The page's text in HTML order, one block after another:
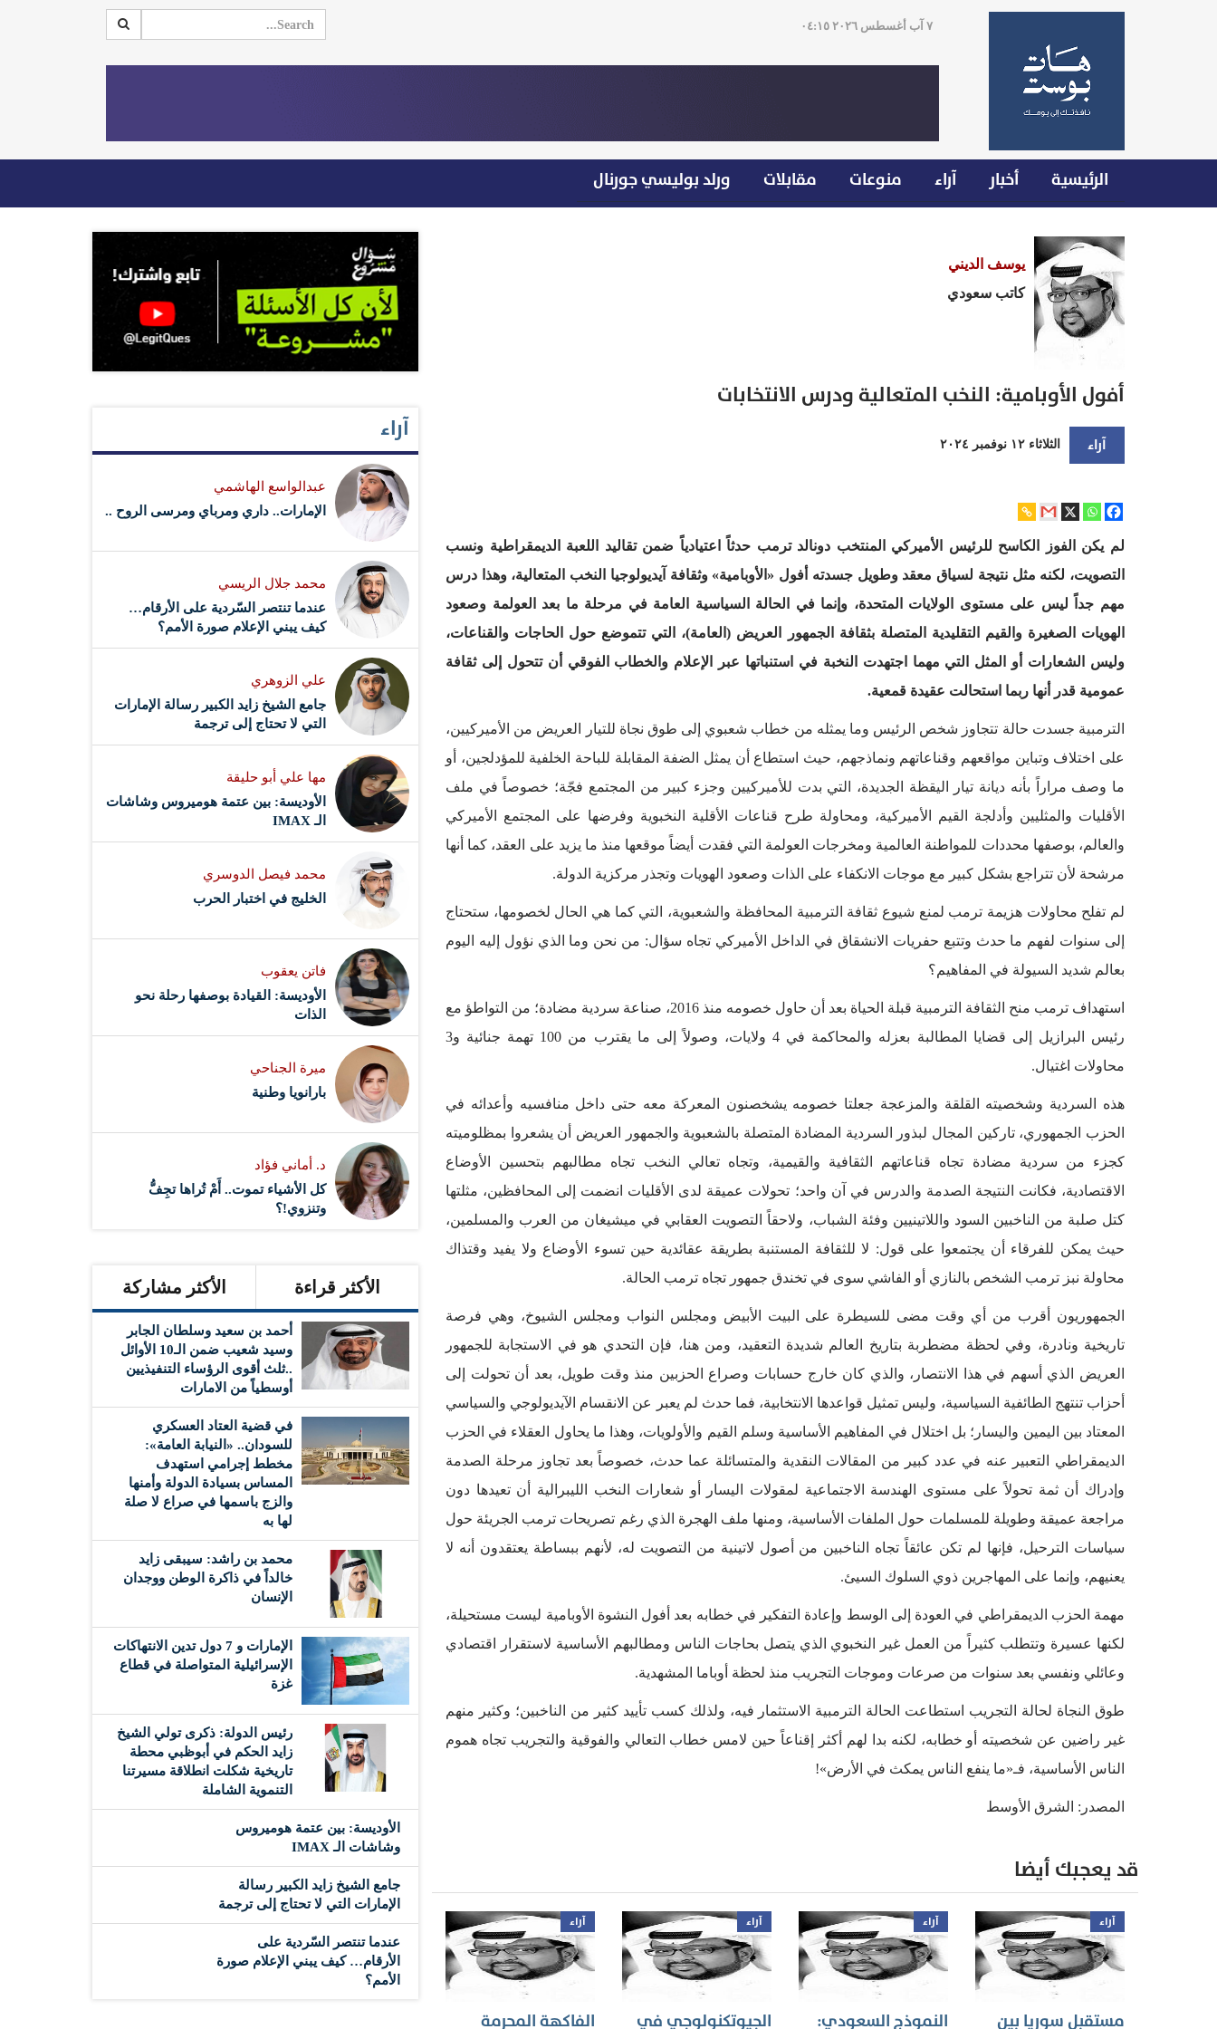
٧ آب أغسطس ٢٠٢٦ ٠٤:١٥
الرئيسية أخبار آراء منوعات مقابلات ورلد بوليسي جورنال
يوسف الديني
كاتب سعودي
أفول الأوبامية: النخب المتعالية ودرس الانتخابات
آراء الثلاثاء ١٢ نوفمبر ٢٠٢٤
لم يكن الفوز الكاسح للرئيس الأميركي المنتخب دونالد ترمب حدثاً اعتيادياً ضمن تقاليد اللعبة الديمقراطية ونسب
التصويت، لكنه مثل نتيجة لسياق معقد وطويل جسدته أفول «الأوبامية» وثقافة آيديولوجيا النخب المتعالية، وهذا درس
مهم جداً ليس على مستوى الولايات المتحدة، وإنما في الحالة السياسية العامة في مرحلة ما بعد العولمة وصعود
الهويات الصغيرة والقيم التقليدية المتصلة بثقافة الجمهور العريض (العامة)، التي تتموضع حول الحاجات والقناعات،
وليس الشعارات أو المثل التي مهما اجتهدت النخبة في استنباتها عبر الإعلام والخطاب الفوقي أن تتحول إلى ثقافة
عمومية قدر أنها ربما استحالت عقيدة قمعية.
الترمبية جسدت حالة تتجاوز شخص الرئيس وما يمثله من خطاب شعبوي إلى طوق نجاة للتيار العريض من الأميركيين،
على اختلاف وتباين مواقعهم وقناعاتهم ونماذجهم، حيث استطاع أن يمثل الضفة المقابلة للباحة الخلفية للمؤدلجين، أو
ما وصف مراراً بأنه ديانة تيار اليقظة الجديدة، التي بدت للأميركيين وجزء كبير من المجتمع فجّة؛ خصوصاً في ملف
الأقليات والمثليين وأدلجة القيم الأميركية، ومحاولة طرح قناعات الأقلية النخبوية وفرضها على المجتمع الأميركي
والعالم، بوصفها محددات للمواطنة العالمية ومخرجات العولمة التي فقدت أيضاً موقعها منذ ما يزيد على العقد، كما أنها
مرشحة لأن تتراجع بشكل كبير مع موجات الانكفاء على الذات وصعود الهويات وتجذر مركزية الدولة.
لم تفلح محاولات هزيمة ترمب لمنع شيوع ثقافة الترمبية المحافظة والشعبوية، التي كما هي الحال لخصومها، ستحتاج
إلى سنوات لفهم ما حدث وتتبع حفريات الانشقاق في الداخل الأميركي تجاه سؤال: من نحن وما الذي نؤول إليه اليوم
بعالم شديد السيولة في المفاهيم؟
استهداف ترمب منح الثقافة الترمبية قبلة الحياة بعد أن حاول خصومه منذ 2016، صناعة سردية مضادة؛ من التواطؤ مع
رئيس البرازيل إلى قضايا المطالبة بعزله والمحاكمة في 4 ولايات، وصولاً إلى ما يقترب من 100 تهمة جنائية و3
محاولات اغتيال.
هذه السردية وشخصيته القلقة والمزعجة جعلتا خصومه يشخصنون المعركة معه حتى داخل منافسيه وأعدائه في
الحزب الجمهوري، تاركين المجال لبذور السردية المضادة المتصلة بالشعبوية والجمهور العريض أن يشعروا بمظلوميته
كجزء من سردية مضادة تجاه قناعاتهم الثقافية والقيمية، وتجاه تعالي النخب تجاه مطالبهم بتحسين الأوضاع
الاقتصادية، فكانت النتيجة الصدمة والدرس في آن واحد؛ تحولات عميقة لدى الأقليات انضمت إلى المحافظين، مثلتها
كتل صلبة من الناخبين السود واللاتينيين وفئة الشباب، ولاحقاً التصويت العقابي في ميشيغان من العرب والمسلمين،
حيث يمكن للفرقاء أن يجتمعوا على قول: لا للثقافة المستنبة بطريقة عقائدية حين تسوء الأوضاع ولا يفيد وقتذاك
محاولة نبز ترمب الشخص بالنازي أو الفاشي سوى في تخندق جمهور تجاه ترمب الحالة.
الجمهوريون أقرب من أي وقت مضى للسيطرة على البيت الأبيض ومجلس النواب ومجلس الشيوخ، وهي فرصة
تاريخية ونادرة، وفي لحظة مضطربة بتاريخ العالم شديدة التعقيد، ومن هنا، فإن التحدي هو في الاستجابة للجمهور
العريض الذي أسهم في هذا الانتصار، والذي كان خارج حسابات وصراع الحزبين منذ وقت طويل، بعد أن تحولت إلى
أحزاب تنتهج الطائفية السياسية، وليس تمثيل قواعدها الانتخابية، فما حدث لم يعبر عن الانقسام الآيديولوجي والسياسي
المعتاد بين اليمين واليسار؛ بل اختلال في المفاهيم الأساسية وسلم القيم والأولويات، وهذا ما يحاول العقلاء في الحزب
الديمقراطي التعبير عنه في عدد كبير من المقالات النقدية والمتسائلة عما حدث، خصوصاً بعد تجاوز مرحلة الصدمة
وإدراك أن ثمة تحولاً على مستوى الهندسة الاجتماعية لمقولات اليسار أو شعارات النخب الليبرالية أن تعيدها دون
مراجعة عميقة وطويلة للمسلمات حول الملفات الأساسية، ومنها ملف الهجرة الذي رغم تصريحات ترمب الجريئة حول
سياسات الترحيل، فإنها لم تكن عائقاً تجاه الناخبين من أصول لاتينية من التصويت له، لأنهم ببساطة يعتقدون أنه لا
يعنيهم، وإنما على المهاجرين ذوي السلوك السيئ.
مهمة الحزب الديمقراطي في العودة إلى الوسط وإعادة التفكير في خطابه بعد أفول النشوة الأوبامية ليست مستحيلة،
لكنها عسيرة وتتطلب كثيراً من العمل غير النخبوي الذي يتصل بحاجات الناس ومطالبهم الأساسية لاستقرار اقتصادي
وعائلي ونفسي بعد سنوات من صرعات وموجات التجريب منذ لحظة أوباما المشهدية.
طوق النجاة لحالة التجريب استطاعت الحالة الترمبية الاستثمار فيه، ولذلك كسب تأييد كثير من الناخبين؛ وكثير منهم
غير راضين عن شخصيته أو خطابه، لكنه بدا لهم أكثر إقناعاً حين لامس خطاب التعالي والفوقية والتجريب تجاه هموم
الناس الأساسية، فـ«ما ينفع الناس يمكث في الأرض»!
المصدر: الشرق الأوسط
قد يعجبك أيضا
آراء
مستقبل سوريا بين
آراء
النموذج السعودي:
آراء
الجيوتكنولوجي في
آراء
الفاكهة المحرمة
آراء
عبدالواسع الهاشمي
الإمارات.. داري ومرباي ومرسى الروح ..
محمد جلال الريسي
عندما تنتصر السّردية على الأرقام…
كيف يبني الإعلام صورة الأمم؟
علي الزوهري
جامع الشيخ زايد الكبير رسالة الإمارات
التي لا تحتاج إلى ترجمة
مها علي أبو حليقة
الأوديسة: بين عتمة هوميروس وشاشات
الـ IMAX
محمد فيصل الدوسري ​
‏الخليج في اختبار الحرب
فاتن يعقوب
الأوديسة: القيادة بوصفها رحلة نحو
الذات
ميرة الجناحي
بارانويا وطنية
د. أماني فؤاد
كل الأشياء تموت.. أَمْ تُراها تجِفُّ
وتنزوي!؟
الأكثر قراءة الأكثر مشاركة
أحمد بن سعيد وسلطان الجابر
وسيد شعيب ضمن الـ10 الأوائل
..ثلث أقوى الرؤساء التنفيذيين
أوسطياً من الامارات
في قضية العتاد العسكري
للسودان.. «النيابة العامة»:
مخطط إجرامي استهدف
المساس بسيادة الدولة وأمنها
والزج باسمها في صراع لا صلة
لها به
محمد بن راشد: سيبقى زايد
خالداً في ذاكرة الوطن ووجدان
الإنسان
الإمارات و 7 دول تدين الانتهاكات
الإسرائيلية المتواصلة في قطاع
غزة
رئيس الدولة: ذكرى تولي الشيخ
زايد الحكم في أبوظبي محطة
تاريخية شكلت انطلاقة مسيرتنا
التنموية الشاملة
الأوديسة: بين عتمة هوميروس
وشاشات الـ IMAX
جامع الشيخ زايد الكبير رسالة
الإمارات التي لا تحتاج إلى ترجمة
عندما تنتصر السّردية على
الأرقام… كيف يبني الإعلام صورة
الأمم؟